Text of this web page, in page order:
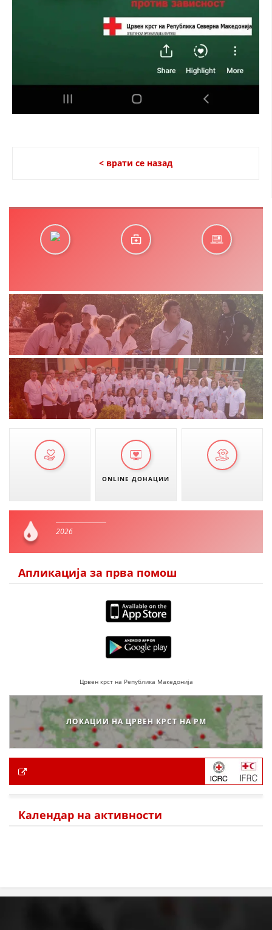
< врати се назад
ONLINE ДОНАЦИИ
2026
Апликација за прва помош
Црвен крст на Република Македонија
ЛОКАЦИИ НА ЦРВЕН КРСТ НА РМ
Календар на активности